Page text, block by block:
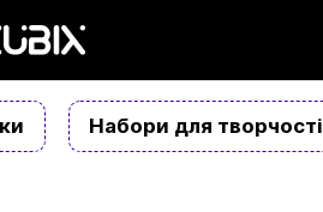
Набори для творчості